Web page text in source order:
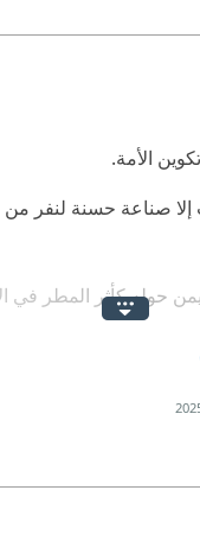
الأمة.
إلا صناعة حسنة لنفر من
حوله كأثر المطر في